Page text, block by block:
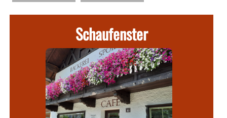
Schaufenster